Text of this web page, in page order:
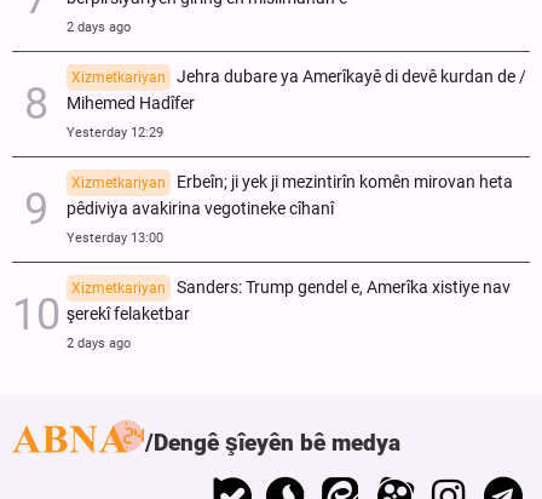
2 days ago
Xizmetkariyan
Jehra dubare ya Amerîkayê di devê kurdan de /
Mihemed Hadîfer
Yesterday 12:29
Xizmetkariyan
Erbeîn; ji yek ji mezintirîn komên mirovan heta
pêdiviya avakirina vegotineke cîhanî
Yesterday 13:00
Xizmetkariyan
Sanders: Trump gendel e, Amerîka xistiye nav
şerekî felaketbar
2 days ago
Dengê şîeyên bê medya